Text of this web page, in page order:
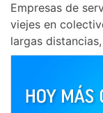
Empresas de
viejes en
largas